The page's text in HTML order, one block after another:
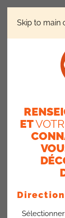
Skip to main
DERE
17 mars
La Cfdt salue
la poursuite de
ressources et
ET
Direction